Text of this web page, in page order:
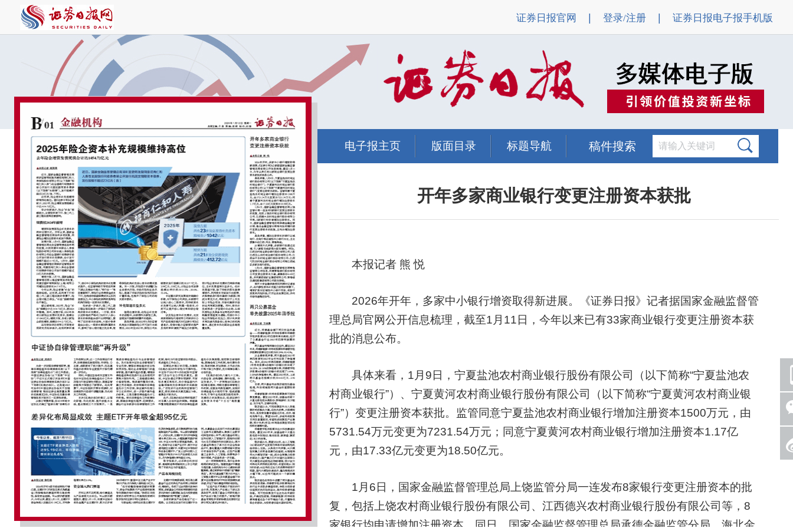
证券日报官网 登录/注册 证券日报电子报手机版
电子报主页 版面目录 标题导航 稿件搜索
开年多家商业银行变更注册资本获批
本报记者 熊 悦
2026年开年，多家中小银行增资取得新进展。《证券日报》记者据国家金融监督管
理总局官网公开信息梳理，截至1月11日，今年以来已有33家商业银行变更注册资本获
批的消息公布。
具体来看，1月9日，宁夏盐池农村商业银行股份有限公司（以下简称“宁夏盐池农
村商业银行”）、宁夏黄河农村商业银行股份有限公司（以下简称“宁夏黄河农村商业银
行”）变更注册资本获批。监管同意宁夏盐池农村商业银行增加注册资本1500万元，由
5731.54万元变更为7231.54万元；同意宁夏黄河农村商业银行增加注册资本1.17亿
元，由17.33亿元变更为18.50亿元。
1月6日，国家金融监督管理总局上饶监管分局一连发布8家银行变更注册资本的批
复，包括上饶农村商业银行股份有限公司、江西德兴农村商业银行股份有限公司等，8
家银行均申请增加注册资本。同日，国家金融监督管理总局承德金融监管分局、海北金